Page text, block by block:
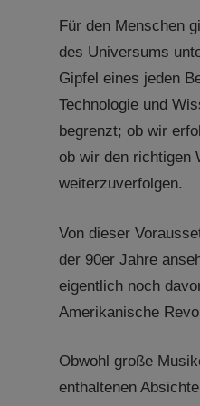
Für den Menschen
des Universums
Gipfel eines jeden
Technologie und
begrenzt; ob wir
ob wir den richtigen
weiterzuverfolgen.
Von dieser
der 90er Jahre
eigentlich noch
Amerikanische
Obwohl große
enthaltenen